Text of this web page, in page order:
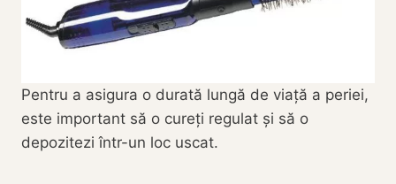
Pentru a asigura o durată lungă de viață a periei,
este important să o cureți regulat și să o
depozitezi într-un loc uscat.